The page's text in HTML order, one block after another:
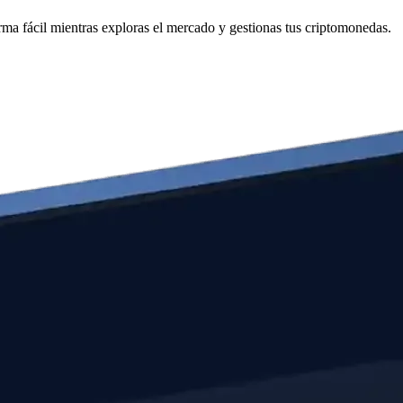
fácil mientras exploras el mercado y gestionas tus criptomonedas.